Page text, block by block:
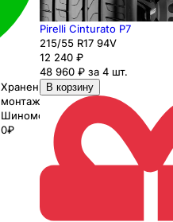
Хранение до
монтажа 0₽
Шиномонтаж
0₽
Pirelli Cinturato P7
215/55 R17 94V
12 240 ₽
48 960 ₽ за 4 шт.
В корзину